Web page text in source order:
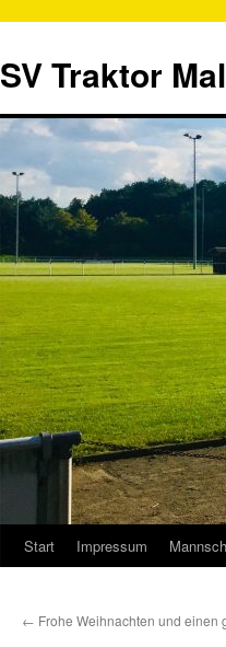
SV Traktor
Springe
Inhalt
Start Impressum
← Frohe Weihnachten und einen